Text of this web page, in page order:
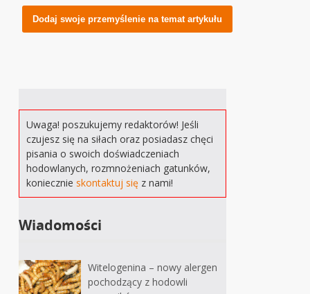
Uwaga! poszukujemy redaktorów! Jeśli
czujesz się na siłach oraz posiadasz chęci
pisania o swoich doświadczeniach
hodowlanych, rozmnożeniach gatunków,
koniecznieskontaktuj się z nami!
Wiadomości
Witelogenina – nowy alergen
pochodzący z hodowli